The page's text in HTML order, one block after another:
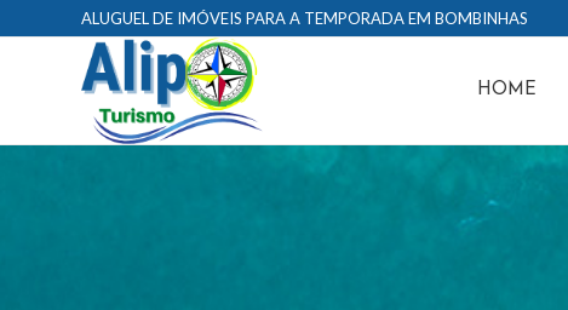
ALUGUEL DE IMÓVEIS PARA A TEMPORADA EM BOMBINHAS
HOME